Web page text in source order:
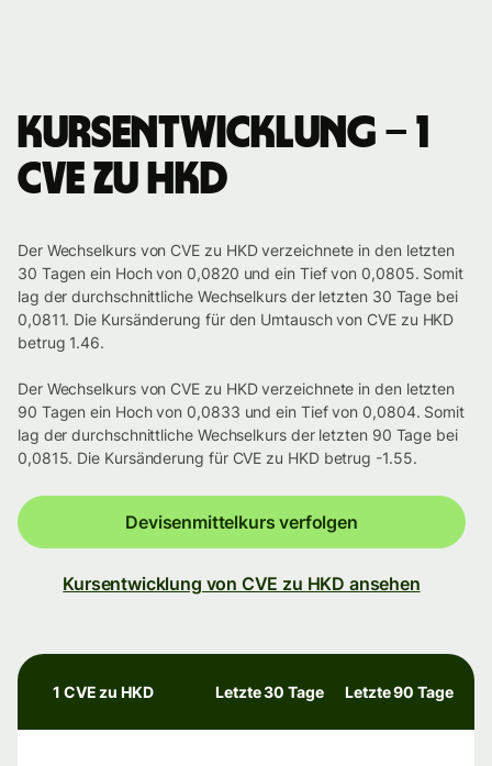
Kursentwicklung – 1
CVE zu HKD
Der Wechselkurs von CVE zu HKD verzeichnete in den letzten
30 Tagen ein Hoch von 0,0820 und ein Tief von 0,0805. Somit
lag der durchschnittliche Wechselkurs der letzten 30 Tage bei
0,0811. Die Kursänderung für den Umtausch von CVE zu HKD
betrug 1.46.
Der Wechselkurs von CVE zu HKD verzeichnete in den letzten
90 Tagen ein Hoch von 0,0833 und ein Tief von 0,0804. Somit
lag der durchschnittliche Wechselkurs der letzten 90 Tage bei
0,0815. Die Kursänderung für CVE zu HKD betrug -1.55.
Devisenmittelkurs verfolgen
Kursentwicklung von CVE zu HKD ansehen
1 CVE zu HKD Letzte 30 Tage Letzte 90 Tage